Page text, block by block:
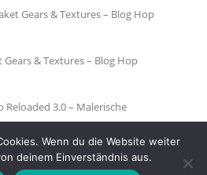
Gears & Textures – Blog Hop
& Textures – Blog Hop
Reloaded 3.0 – Malerische
Wenn du die Website weiter
deinem Einverständnis aus.